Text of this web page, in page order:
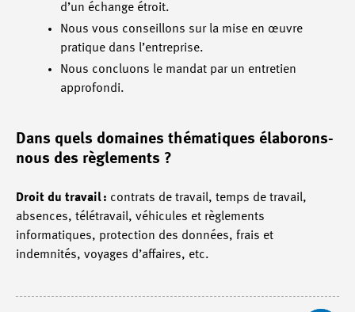
d’un échange étroit.
Nous vous conseillons sur la mise en œuvre
pratique dans l’entreprise.
Nous concluons le mandat par un entretien
approfondi.
Dans quels domaines thématiques élaborons-
nous des règlements ?
Droit du travail : contrats de travail, temps de travail,
absences, télétravail, véhicules et règlements
informatiques, protection des données, frais et
indemnités, voyages d’affaires, etc.